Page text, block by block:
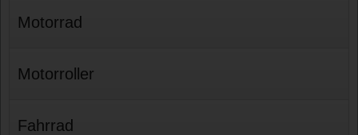
Motorrad
Motorroller
Fahrrad